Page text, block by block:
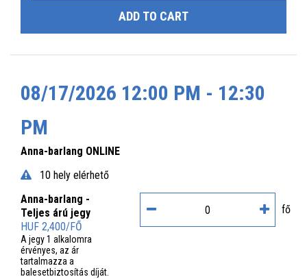
ADD TO CART
08/17/2026 12:00 PM - 12:30
PM
Anna-barlang ONLINE
10 hely elérhető
Anna-barlang -
Teljes árú jegy
HUF 2,400/FŐ
A jegy 1 alkalomra
érvényes, az ár
tartalmazza a
balesetbiztosítás díját.
fő